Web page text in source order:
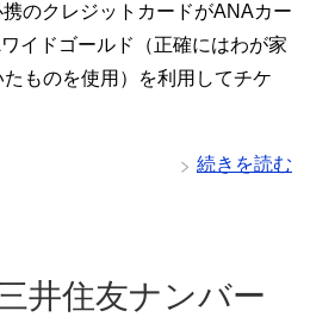
のクレジットカードがANAカー
イドゴールド（正確にはわが家
ものを使用）を利用してチケ
続きを読む
井住友ナンバー